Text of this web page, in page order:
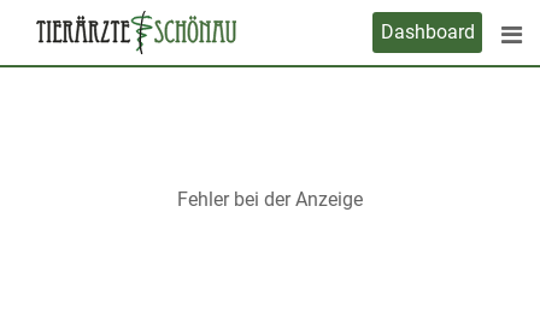
Dashboard
Fehler bei der Anzeige